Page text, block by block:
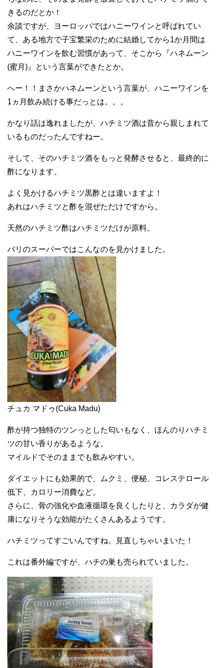
きるのだとか！
余談ですが、ヨーロッパではハニーワインと呼ばれてい
て、ある地方で子宝繁栄のために結婚してから1か月間は
ハニーワインを飲む習慣があって、そこから『ハネムーン
(蜜月)』という言葉ができたとか。
へー！！まさかハネムーンという言葉が、ハニーワインを
1ヵ月飲み続ける事だっとは。。。
かなり話は逸れましたが、ハチミツ酒は昔から親しまれて
いるものだったんですねー。
そして、そのハチミツ酒をもっと発酵させると、最終的に
酢になります。
よく見かけるハチミツ黒酢とは違いますよ！
あれはハチミツと酢を混ぜただけですから。
天然のハチミツ酢はハチミツだけが原料。
バリのスーパーではこんなのを見かけました。
チュカ マドゥ(Cuka Madu)
酢が持つ独特のツンっとした匂いもなく、ほんのりハチミ
ツの甘い香りがあるような。
マイルドでそのままでも飲みやすい。
ダイエットにも効果的で、ムクミ、便秘、コレステロール
低下、カロリー消費など。
さらに、骨の強化や血液循環を良くしたりと、カラダが健
康になりそうな効能がたくさんあるようです。
ハチミツってすごいんですね。見直しちゃいまいた！
これは番外編ですが、ハチの巣も売られていました。